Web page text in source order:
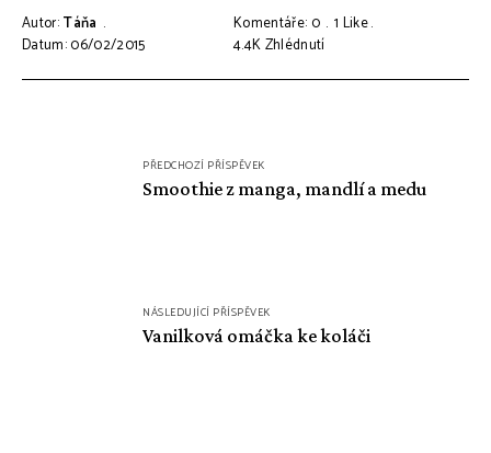
Autor:Táňa
Datum: 06/02/2015
Komentáře: 0 1 Like
4.4KZhlédnutí
PŘEDCHOZÍ PŘÍSPĚVEK
Smoothie z manga, mandlí a medu
NÁSLEDUJÍCÍ PŘÍSPĚVEK
Vanilková omáčka ke koláči